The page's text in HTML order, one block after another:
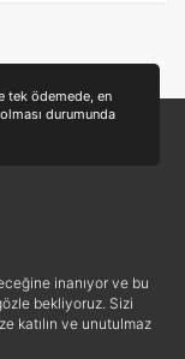
tek ödemede, en
durumunda
inanıyor ve bu
bekliyoruz. Sizi
katılın ve unutulmaz